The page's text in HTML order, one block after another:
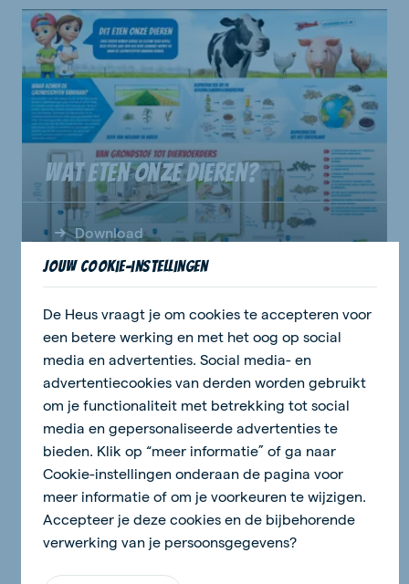
Wat eten onze dieren?
Download
De Heus bulkwagen
Download
Jouw cookie-instellingen
De Heus vraagt je om cookies te accepteren voor
een betere werking en met het oog op social
media en advertenties. Social media- en
advertentiecookies van derden worden gebruikt
om je functionaliteit met betrekking tot social
media en gepersonaliseerde advertenties te
bieden. Klik op “meer informatie” of ga naar
Cookie-instellingen onderaan de pagina voor
meer informatie of om je voorkeuren te wijzigen.
Accepteer je deze cookies en de bijbehorende
verwerking van je persoonsgegevens?